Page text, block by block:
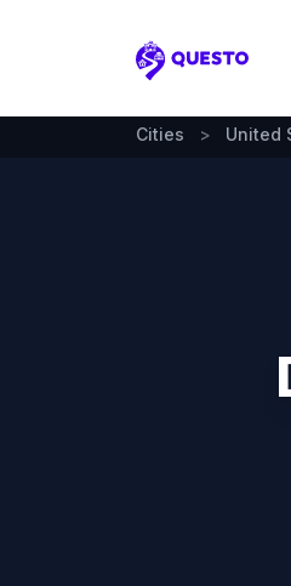
Questo
Cities > United